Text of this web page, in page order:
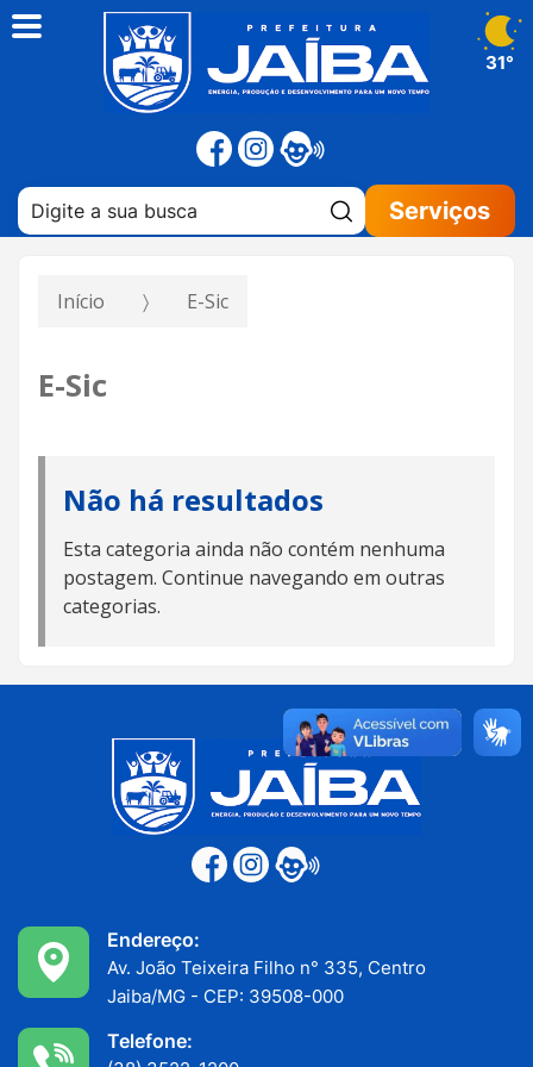
Pesquisar:
Serviços
31°
Início E-Sic
E-Sic
Não há resultados
Esta categoria ainda não contém nenhuma
postagem. Continue navegando em outras
categorias.
Endereço:
Av. João Teixeira Filho n° 335, Centro
Jaiba/MG - CEP: 39508-000
Telefone: